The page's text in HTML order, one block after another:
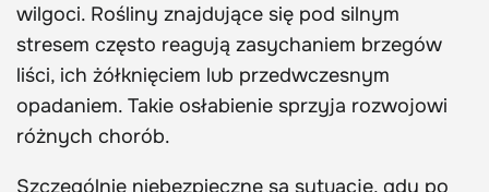
wilgoci. Rośliny znajdujące się pod silnym
stresem często reagują zasychaniem brzegów
liści, ich żółknięciem lub przedwczesnym
opadaniem. Takie osłabienie sprzyja rozwojowi
różnych chorób.
Szczególnie niebezpieczne są sytuacje, gdy po